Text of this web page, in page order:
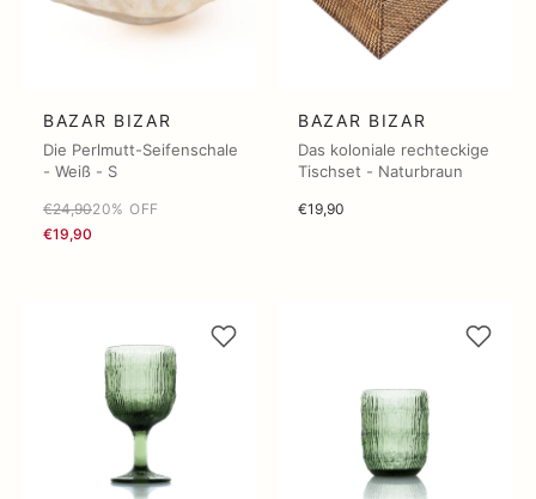
BAZAR BIZAR
Die Perlmutt-Seifenschale
- Weiß - S
€24,9020% OFF
€19,90
BAZAR BIZAR
Das koloniale rechteckige
Tischset - Naturbraun
€19,90